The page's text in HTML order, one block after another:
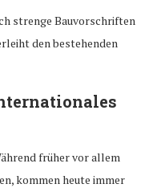
strenge Bauvorschriften
den bestehenden
früher vor allem
kommen heute immer